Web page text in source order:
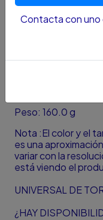
Medida 30 Mm
Peso: 160.0 g
Nota :El color y el
es una
variar con la
está viendo el
UNIVERSAL DE
¿HAY
Contacta con uno